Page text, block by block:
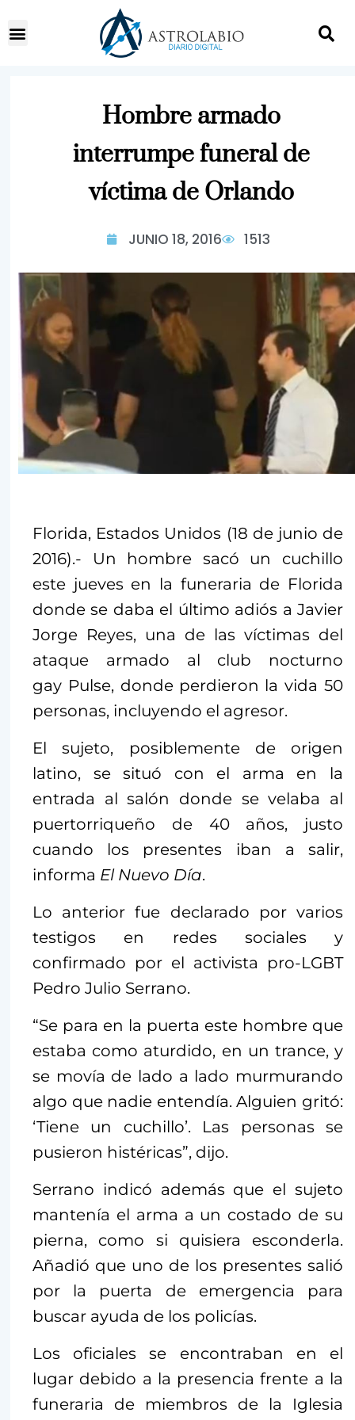
Hombre armado
interrumpe funeral de
víctima de Orlando
JUNIO 18, 2016 1513
Florida, Estados Unidos (18 de junio de
2016).- Un hombre sacó un cuchillo
este jueves en la funeraria de Florida
donde se daba el último adiós a Javier
Jorge Reyes, una de las víctimas del
ataque armado al club nocturno
gay Pulse, donde perdieron la vida 50
personas, incluyendo el agresor.
El sujeto, posiblemente de origen
latino, se situó con el arma en la
entrada al salón donde se velaba al
puertorriqueño de 40 años, justo
cuando los presentes iban a salir,
informa El Nuevo Día.
Lo anterior fue declarado por varios
testigos en redes sociales y
confirmado por el activista pro-LGBT
Pedro Julio Serrano.
“Se para en la puerta este hombre que
estaba como aturdido, en un trance, y
se movía de lado a lado murmurando
algo que nadie entendía. Alguien gritó:
‘Tiene un cuchillo’. Las personas se
pusieron histéricas”, dijo.
Serrano indicó además que el sujeto
mantenía el arma a un costado de su
pierna, como si quisiera esconderla.
Añadió que uno de los presentes salió
por la puerta de emergencia para
buscar ayuda de los policías.
Los oficiales se encontraban en el
lugar debido a la presencia frente a la
funeraria de miembros de la Iglesia